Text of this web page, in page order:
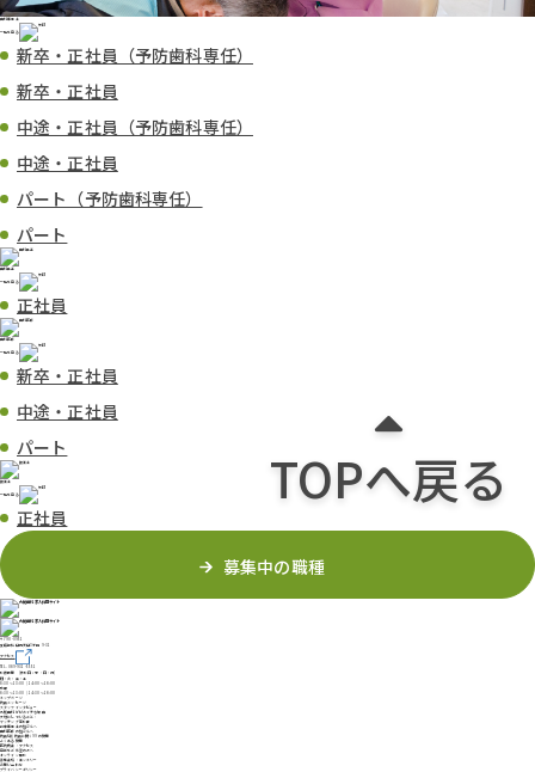
歯科衛生士
一覧を見る
新卒・正社員（予防歯科専任）
新卒・正社員
中途・正社員（予防歯科専任）
中途・正社員
パート（予防歯科専任）
パート
歯科助手
一覧を見る
正社員
歯科医師
一覧を見る
新卒・正社員
中途・正社員
パート
技工士
一覧を見る
正社員
募集中の職種
〒790-0951
愛媛県松山市天山3丁目 9-31
アクセス
TEL.
089-931-5551
診療時間
(休診日：木・日・祝)
月・火・金・土
8:30〜13:00 / 14:00〜18:00
水曜
8:30〜13:00 / 14:30〜18:00
トップページ
院長メッセージ
スタッフインタビュー
丸尾歯科がピカイチな理由
大切にしていること・
マッチング率診断
新卒衛生士の皆さんへ
歯科医師の皆さんへ
院長&副院長に聞く99の質問
よくある質問
医院概要・アクセス
見学をご希望の方へ
オンライン面談
募集要項・エントリー
お問い合わせ
プライバシーポリシー
TOPへ戻る